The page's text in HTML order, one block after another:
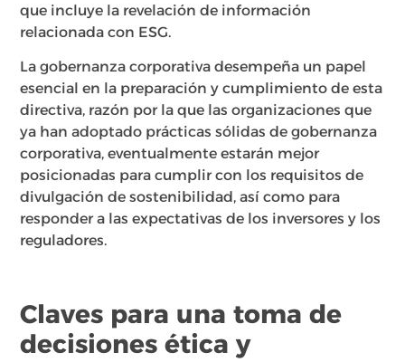
que incluye la revelación de información
relacionada con ESG.
La gobernanza corporativa desempeña un papel
esencial en la preparación y cumplimiento de esta
directiva, razón por la que las organizaciones que
ya han adoptado prácticas sólidas de gobernanza
corporativa, eventualmente estarán mejor
posicionadas para cumplir con los requisitos de
divulgación de sostenibilidad, así como para
responder a las expectativas de los inversores y los
reguladores.
Claves para una toma de
decisiones ética y